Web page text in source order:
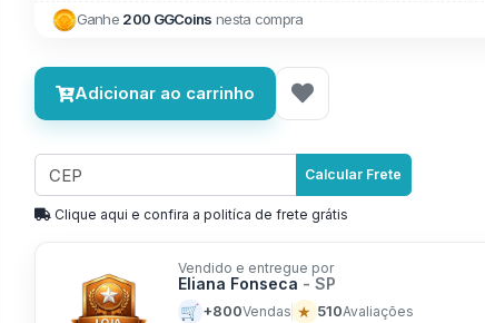
Ganhe 200 GGCoins nesta compra
Adicionar ao carrinho
Calcular Frete
Clique aqui e confira a politíca de frete grátis
Vendido e entregue por
Eliana Fonseca - SP
🛒 +800Vendas ★ 510Avaliações